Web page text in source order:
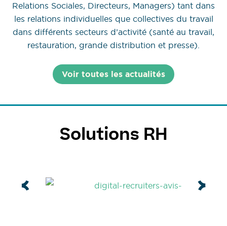
Relations Sociales, Directeurs, Managers) tant dans
les relations individuelles que collectives du travail
dans différents secteurs d’activité (santé au travail,
restauration, grande distribution et presse).
Voir toutes les actualités
Solutions RH